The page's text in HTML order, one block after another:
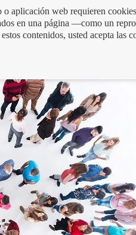
aplicación web requieren
en una página —como un
contenidos, usted acepta las